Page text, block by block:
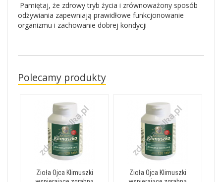
Pamiętaj, że zdrowy tryb życia i zrównoważony sposób
odżywiania zapewniają prawidłowe funkcjonowanie
organizmu i zachowanie dobrej kondycji
Polecamy produkty
Zioła Ojca Klimuszki
Zioła Ojca Klimuszki